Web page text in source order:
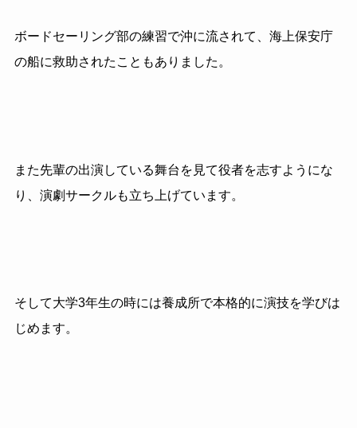
ボードセーリング部の練習で沖に流されて、海上保安庁
の船に救助されたこともありました。
また先輩の出演している舞台を見て役者を志すようにな
り、演劇サークルも立ち上げています。
そして大学3年生の時には養成所で本格的に演技を学びは
じめます。